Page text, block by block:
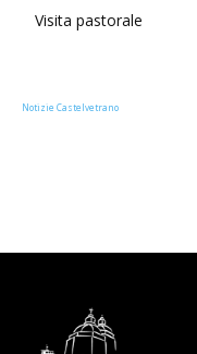
Visita pastorale
Notizie Castelvetrano